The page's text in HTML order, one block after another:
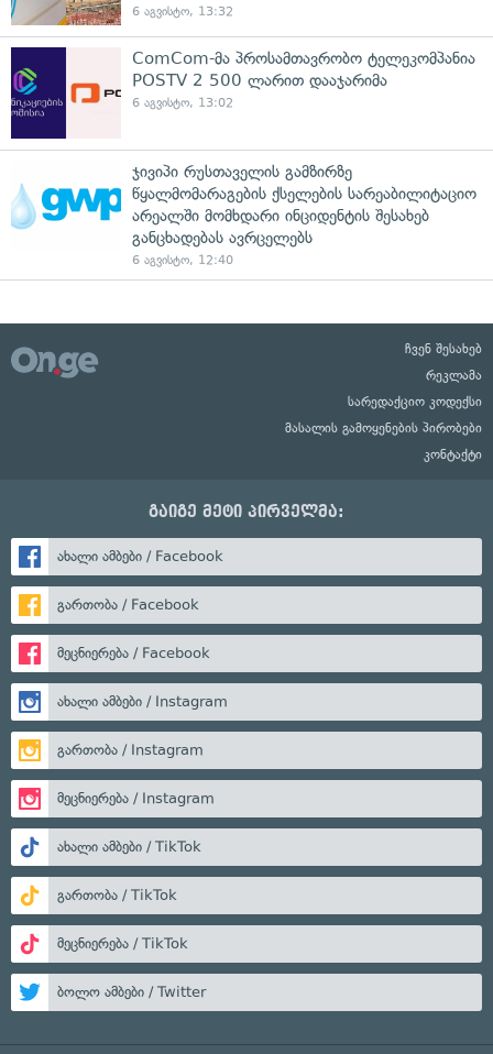
6 აგვისტო, 13:32
ComCom-მა პროსამთავრობო ტელეკომპანია
POSTV 2 500 ლარით დააჯარიმა
6 აგვისტო, 13:02
ჯივიპი რუსთაველის გამზირზე
წყალმომარაგების ქსელების სარეაბილიტაციო
არეალში მომხდარი ინციდენტის შესახებ
განცხადებას ავრცელებს
6 აგვისტო, 12:40
ჩვენ შესახებ
რეკლამა
სარედაქციო კოდექსი
მასალის გამოყენების პირობები
კონტაქტი
გაიგე მეტი პირველმა:
ახალი ამბები / Facebook
გართობა / Facebook
მეცნიერება / Facebook
ახალი ამბები / Instagram
გართობა / Instagram
მეცნიერება / Instagram
ახალი ამბები / TikTok
გართობა / TikTok
მეცნიერება / TikTok
ბოლო ამბები / Twitter